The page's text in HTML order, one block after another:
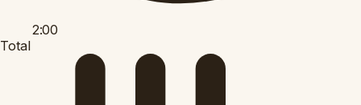
2:00
Total